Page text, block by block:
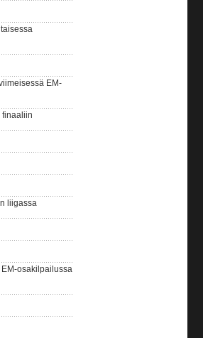
EM-
finaaliin
liigassa
osakilpailussa